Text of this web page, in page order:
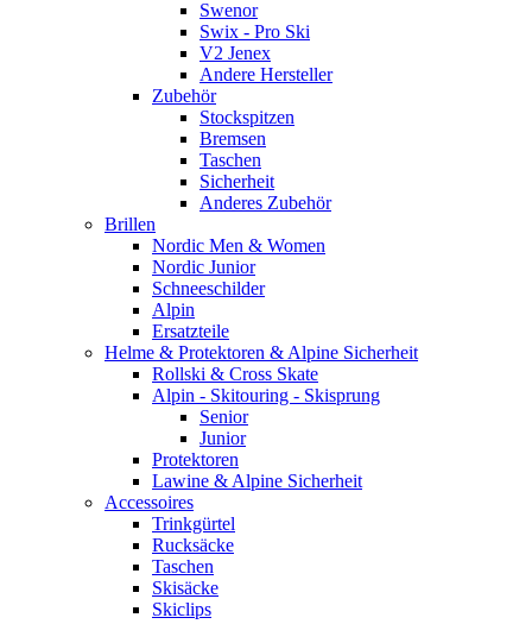
Swenor
Swix - Pro Ski
V2 Jenex
Andere Hersteller
Zubehör
Stockspitzen
Bremsen
Taschen
Sicherheit
Anderes Zubehör
Brillen
Nordic Men & Women
Nordic Junior
Schneeschilder
Alpin
Ersatzteile
Helme & Protektoren & Alpine Sicherheit
Rollski & Cross Skate
Alpin - Skitouring - Skisprung
Senior
Junior
Protektoren
Lawine & Alpine Sicherheit
Accessoires
Trinkgürtel
Rucksäcke
Taschen
Skisäcke
Skiclips